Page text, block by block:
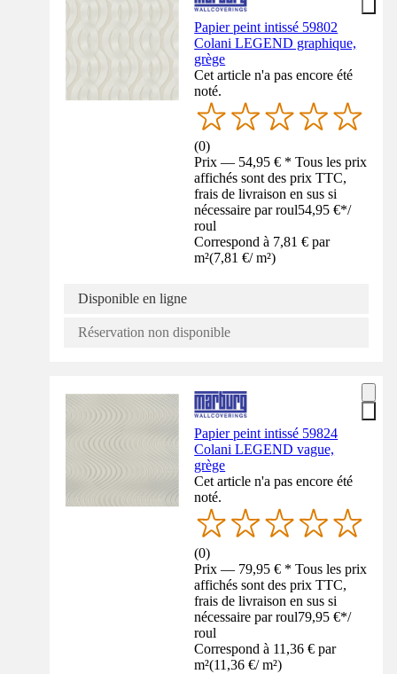
Papier peint intissé 59802
Colani LEGEND graphique,
grège
Cet article n'a pas encore été
noté.
(0)
Prix — 54,95 € * Tous les prix
affichés sont des prix TTC,
frais de livraison en sus si
nécessaire par roul54,95 €*/
roul
Correspond à 7,81 € par
m²(7,81 €/ m²)
Disponible en ligne
Réservation non disponible
Papier peint intissé 59824
Colani LEGEND vague,
grège
Cet article n'a pas encore été
noté.
(0)
Prix — 79,95 € * Tous les prix
affichés sont des prix TTC,
frais de livraison en sus si
nécessaire par roul79,95 €*/
roul
Correspond à 11,36 € par
m²(11,36 €/ m²)